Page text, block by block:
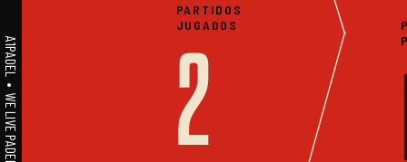
PARTIDOS
JUGADOS
2